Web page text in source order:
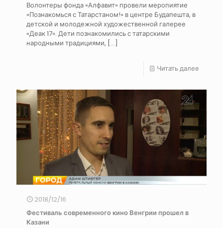
Волонтеры фонда «Алфавит» провели меропиятие
«Познакомься с Татарстаном!» в центре Будапешта, в
детской и молодежной художественной галерее
«Деак 17». Дети познакомились с татарскими
народными традициями, […]
Читать далее
2018/12/16
Фестиваль современного кино Венгрии прошел в
Казани